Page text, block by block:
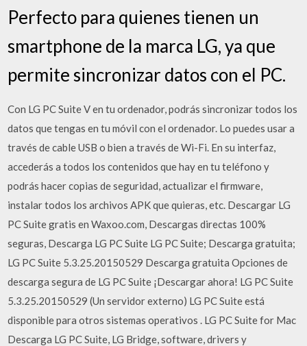
Perfecto para quienes tienen un
smartphone de la marca LG, ya que
permite sincronizar datos con el PC.
Con LG PC Suite V en tu ordenador, podrás sincronizar todos los
datos que tengas en tu móvil con el ordenador. Lo puedes usar a
través de cable USB o bien a través de Wi-Fi. En su interfaz,
accederás a todos los contenidos que hay en tu teléfono y
podrás hacer copias de seguridad, actualizar el firmware,
instalar todos los archivos APK que quieras, etc. Descargar LG
PC Suite gratis en Waxoo.com, Descargas directas 100%
seguras, Descarga LG PC Suite LG PC Suite; Descarga gratuita;
LG PC Suite 5.3.25.20150529 Descarga gratuita Opciones de
descarga segura de LG PC Suite ¡Descargar ahora! LG PC Suite
5.3.25.20150529 (Un servidor externo) LG PC Suite está
disponible para otros sistemas operativos . LG PC Suite for Mac
Descarga LG PC Suite, LG Bridge, software, drivers y